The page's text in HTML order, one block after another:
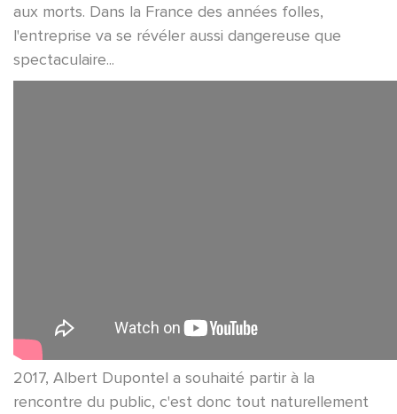
aux morts. Dans la France des années folles,
l'entreprise va se révéler aussi dangereuse que
spectaculaire...
2017, Albert Dupontel a souhaité partir à la
rencontre du public, c'est donc tout naturellement